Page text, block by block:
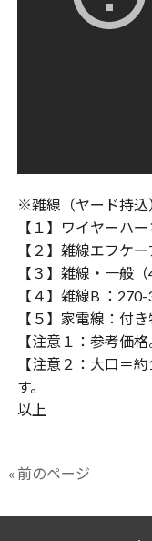
※雑線（ヤード持込
【１】ワイヤーハ
【２】雑線エフケ
【３】雑線・一般
【４】雑線B ：
【５】家電線：付
【注意１：参考価
【注意２：大口＝
す。
以上
« 前のページ